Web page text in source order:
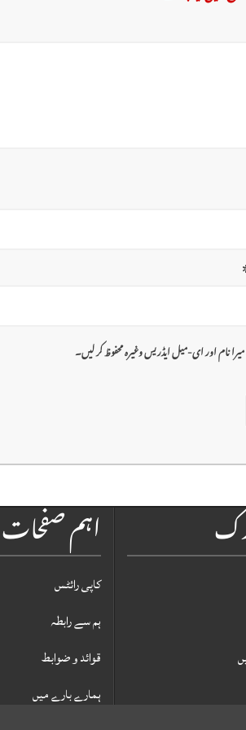
نام اور ای-میل ایڈریس وغیرہ محفوظ کر لیں۔
اہم صفحات
کاپی رائٹس
ہم سے رابطہ
قوائد و ضوابط
ہمارے بارے میں